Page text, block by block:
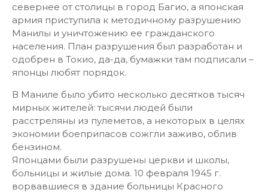
севернее от столицы в город Багио, а японская
армия приступила к методичному разрушению
Манилы и уничтожению ее гражданского
населения. План разрушения был разработан и
одобрен в Токио, да-да, бумажки там подписали –
японцы любят порядок.
В Маниле было убито несколько десятков тысяч
мирных жителей: тысячи людей были
расстреляны из пулеметов, а некоторых в целях
экономии боеприпасов сожгли заживо, облив
бензином.
Японцами были разрушены церкви и школы,
больницы и жилые дома. 10 февраля 1945 г.
ворвавшиеся в здание больницы Красного